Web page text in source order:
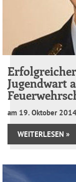
Jugendwart
am 19. Oktober
WEITERLESEN »